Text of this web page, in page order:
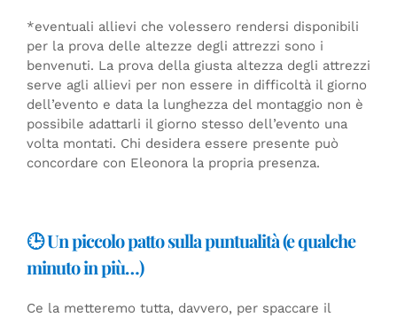
*eventuali allievi che volessero rendersi disponibili
per la prova delle altezze degli attrezzi sono i
benvenuti. La prova della giusta altezza degli attrezzi
serve agli allievi per non essere in difficoltà il giorno
dell’evento e data la lunghezza del montaggio non è
possibile adattarli il giorno stesso dell’evento una
volta montati. Chi desidera essere presente può
concordare con Eleonora la propria presenza.
🕒 Un piccolo patto sulla puntualità (e qualche
minuto in più…)
Ce la metteremo tutta, davvero, per spaccare il